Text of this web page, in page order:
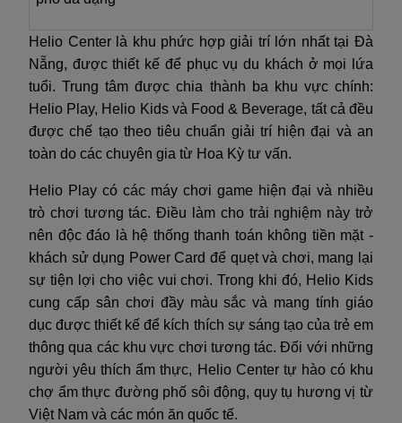
Helio Center là khu phức hợp giải trí lớn nhất tại Đà
Nẵng, được thiết kế để phục vụ du khách ở mọi lứa
tuổi. Trung tâm được chia thành ba khu vực chính:
Helio Play, Helio Kids và Food & Beverage, tất cả đều
được chế tạo theo tiêu chuẩn giải trí hiện đại và an
toàn do các chuyên gia từ Hoa Kỳ tư vấn.
Helio Play có các máy chơi game hiện đại và nhiều
trò chơi tương tác. Điều làm cho trải nghiệm này trở
nên độc đáo là hệ thống thanh toán không tiền mặt -
khách sử dụng Power Card để quẹt và chơi, mang lại
sự tiện lợi cho việc vui chơi. Trong khi đó, Helio Kids
cung cấp sân chơi đầy màu sắc và mang tính giáo
dục được thiết kế để kích thích sự sáng tạo của trẻ em
thông qua các khu vực chơi tương tác. Đối với những
người yêu thích ẩm thực, Helio Center tự hào có khu
chợ ẩm thực đường phố sôi động, quy tụ hương vị từ
Việt Nam và các món ăn quốc tế.